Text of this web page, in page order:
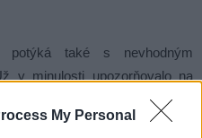
My Personal
potýká také s nevhodným
v minulosti upozorňovalo na
a chování některých
na údržbu a opravy.